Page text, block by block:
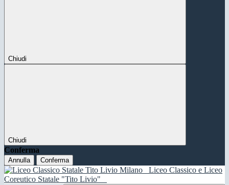
Chiudi
Chiudi
Conferma
Annulla Conferma
Liceo Classico e Liceo
Coreutico Statale "Tito Livio"